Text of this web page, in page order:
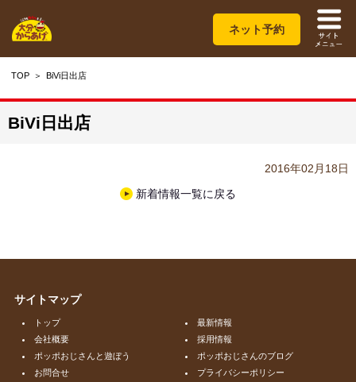
ネット予約
TOP BiVi日出店
BiVi日出店
2016年02月18日
新着情報一覧に戻る
サイトマップ
トップ
最新情報
会社概要
採用情報
ポッポおじさんと遊ぼう
ポッポおじさんのブログ
お問合せ
プライバシーポリシー